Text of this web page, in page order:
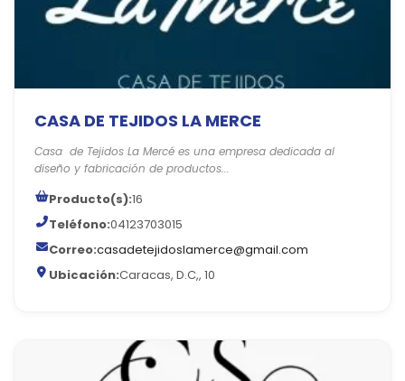
CASA DE TEJIDOS LA MERCE
Casa de Tejidos La Mercé es una empresa dedicada al
diseño y fabricación de productos...
Producto(s):16
Teléfono:04123703015
Correo:casadetejidoslamerce@gmail.com
Ubicación:Caracas, D.C,, 10